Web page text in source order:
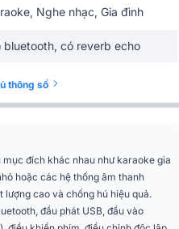
Nghe nhạc, Gia đình
bluetooth, có reverb echo
Cổng Quang (Optical)
USB, Cổng quang
rẻ
x 4,5 x 21(cm)
thông số
mục đích khác nhau như karaoke gia
hoặc các hệ thống âm thanh
cao và chống hú hiệu quả.
đầu phát USB, đầu vào